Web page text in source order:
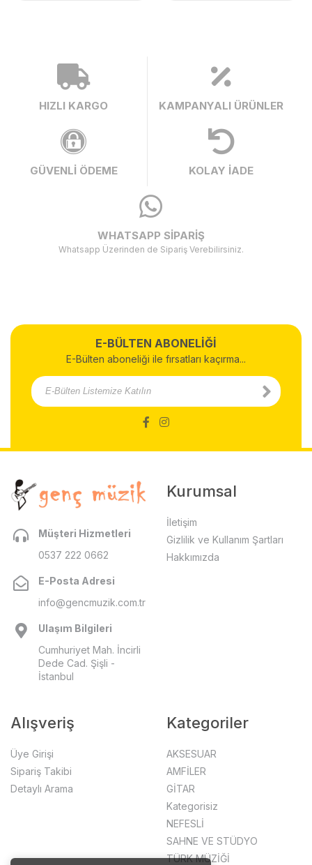
HIZLI KARGO KAMPANYALI ÜRÜNLER
GÜVENLİ ÖDEME KOLAY İADE
WHATSAPP SİPARİŞ
Whatsapp Üzerinden de Sipariş Verebilirsiniz.
E-BÜLTEN ABONELİĞİ
E-Bülten aboneliği ile fırsatları kaçırma...
Müşteri Hizmetleri
0537 222 0662
E-Posta Adresi
info@gencmuzik.com.tr
Ulaşım Bilgileri
Cumhuriyet Mah. İncirli
Dede Cad. Şişli -
İstanbul
Kurumsal
İletişim
Gizlilik ve Kullanım Şartları
Hakkımızda
Alışveriş
Üye Girişi
Sipariş Takibi
Detaylı Arama
Kategoriler
AKSESUAR
AMFİLER
GİTAR
Kategorisiz
NEFESLİ
SAHNE VE STÜDYO
TÜRK MÜZİĞİ